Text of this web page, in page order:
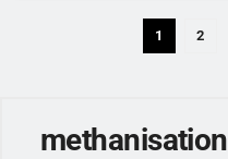
1 2
methanisation